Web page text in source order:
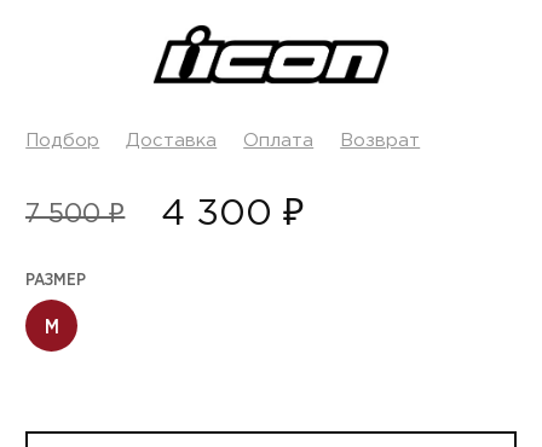
Подбор Доставка Оплата Возврат
7 500 ₽ 4 300 ₽
РАЗМЕР
M